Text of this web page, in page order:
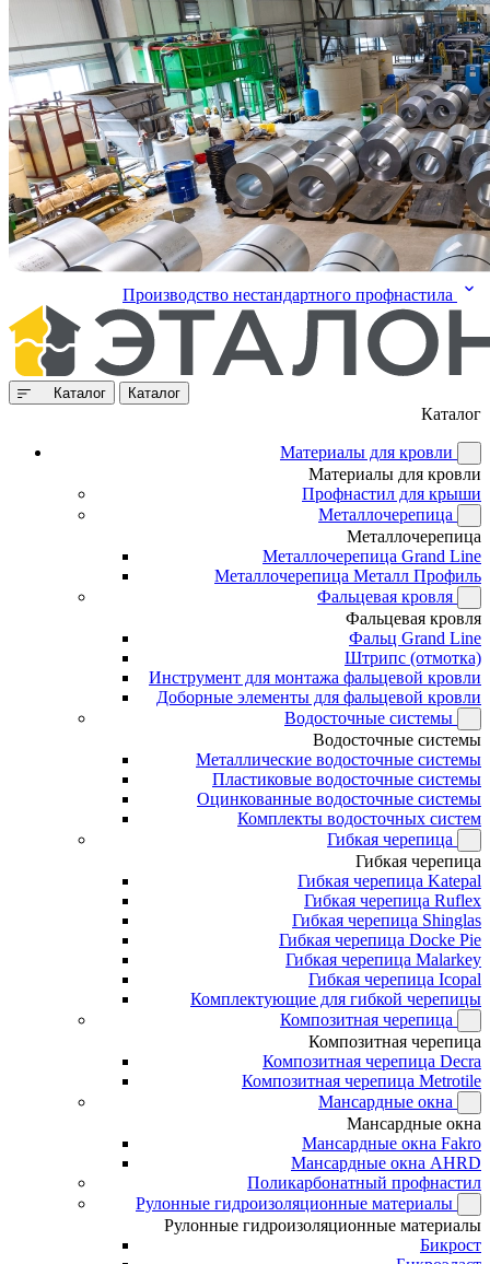
Производство нестандартного профнастила
Каталог Каталог
Каталог
Материалы для кровли
Материалы для кровли
Профнастил для крыши
Металлочерепица
Металлочерепица
Металлочерепица Grand Line
Металлочерепица Металл Профиль
Фальцевая кровля
Фальцевая кровля
Фальц Grand Line
Штрипс (отмотка)
Инструмент для монтажа фальцевой кровли
Доборные элементы для фальцевой кровли
Водосточные системы
Водосточные системы
Металлические водосточные системы
Пластиковые водосточные системы
Оцинкованные водосточные системы
Комплекты водосточных систем
Гибкая черепица
Гибкая черепица
Гибкая черепица Katepal
Гибкая черепица Ruflex
Гибкая черепица Shinglas
Гибкая черепица Docke Pie
Гибкая черепица Malarkey
Гибкая черепица Icopal
Комплектующие для гибкой черепицы
Композитная черепица
Композитная черепица
Композитная черепица Decra
Композитная черепица Metrotile
Мансардные окна
Мансардные окна
Мансардные окна Fakro
Мансардные окна AHRD
Поликарбонатный профнастил
Рулонные гидроизоляционные материалы
Рулонные гидроизоляционные материалы
Бикрост